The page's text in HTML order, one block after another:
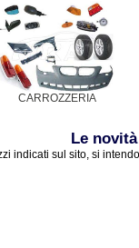
CARROZZERIA
Le
indicati sul sito, si